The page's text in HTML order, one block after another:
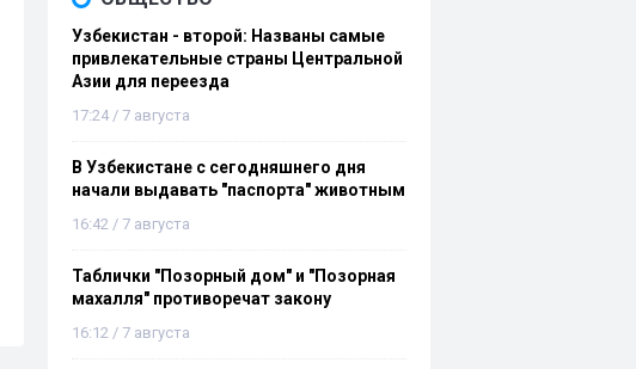
Узбекистан - второй: Названы самые
привлекательные страны Центральной
Азии для переезда
17:24 / 7 августа
В Узбекистане с сегодняшнего дня
начали выдавать "паспорта" животным
16:42 / 7 августа
Таблички "Позорный дом" и "Позорная
махалля" противоречат закону
16:12 / 7 августа